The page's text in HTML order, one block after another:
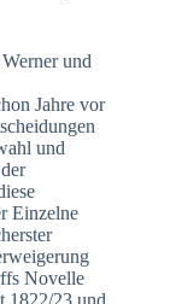
und
Jahre vor
und
Einzelne
Novelle
1822/23 und